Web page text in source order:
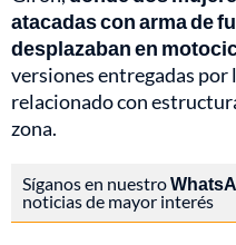
atacadas con arma de
desplazaban en
versiones entregadas por
relacionado con
zona.
Síganos en nuestro
noticias de mayor interés